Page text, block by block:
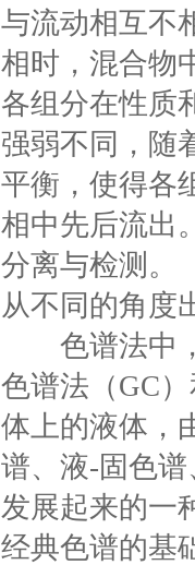
与流动相互不
相时，混合
各组分在性质
强弱不同，随
平衡，使得各
相中先后流出
分离与检测
从不同的角
色谱法中，
色谱法（GC
体上的液体，
谱、液-固色
发展起来的
经典色谱的基